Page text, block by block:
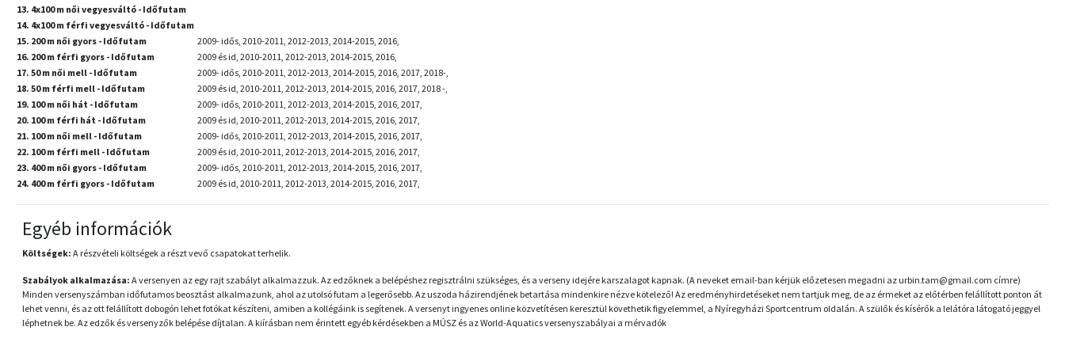
13. 4x100 m női vegyesváltó - Időfutam
14. 4x100 m férfi vegyesváltó - Időfutam
15. 200 m női gyors - Időfutam
2009- idős, 2010-2011, 2012-2013, 2014-2015, 2016,
16. 200 m férfi gyors - Időfutam
2009 és id, 2010-2011, 2012-2013, 2014-2015, 2016,
17. 50 m női mell - Időfutam
2009- idős, 2010-2011, 2012-2013, 2014-2015, 2016, 2017, 2018-,
18. 50 m férfi mell - Időfutam
2009 és id, 2010-2011, 2012-2013, 2014-2015, 2016, 2017, 2018 -,
19. 100 m női hát - Időfutam
2009- idős, 2010-2011, 2012-2013, 2014-2015, 2016, 2017,
20. 100 m férfi hát - Időfutam
2009 és id, 2010-2011, 2012-2013, 2014-2015, 2016, 2017,
21. 100 m női mell - Időfutam
2009- idős, 2010-2011, 2012-2013, 2014-2015, 2016, 2017,
22. 100 m férfi mell - Időfutam
2009 és id, 2010-2011, 2012-2013, 2014-2015, 2016, 2017,
23. 400 m női gyors - Időfutam
2009- idős, 2010-2011, 2012-2013, 2014-2015, 2016, 2017,
24. 400 m férfi gyors - Időfutam
2009 és id, 2010-2011, 2012-2013, 2014-2015, 2016, 2017,
Egyéb információk
Költségek: A részvételi költségek a részt vevő csapatokat terhelik.
Szabályok alkalmazása: A versenyen az egy rajt szabályt alkalmazzuk. Az edzőknek a belépéshez regisztrálni szükséges, és a verseny idejére karszalagot kapnak. (A neveket email-ban kérjük előzetesen megadni az urbin.tam@gmail.com címre)
Minden versenyszámban időfutamos beosztást alkalmazunk, ahol az utolsó futam a legerősebb. Az uszoda házirendjének betartása mindenkire nézve kötelező! Az eredményhirdetéseket nem tartjuk meg, de az érmeket az előtérben felállított ponton át
lehet venni, és az ott felállított dobogón lehet fotókat készíteni, amiben a kollégáink is segítenek. A versenyt ingyenes online közvetítésen keresztül követhetik figyelemmel, a Nyíregyházi Sportcentrum oldalán. A szülők és kísérők a lelátóra látogató jeggyel
léphetnek be. Az edzők és versenyzők belépése díjtalan. A kiírásban nem érintett egyéb kérdésekben a MÚSZ és az World-Aquatics versenyszabályai a mérvadók